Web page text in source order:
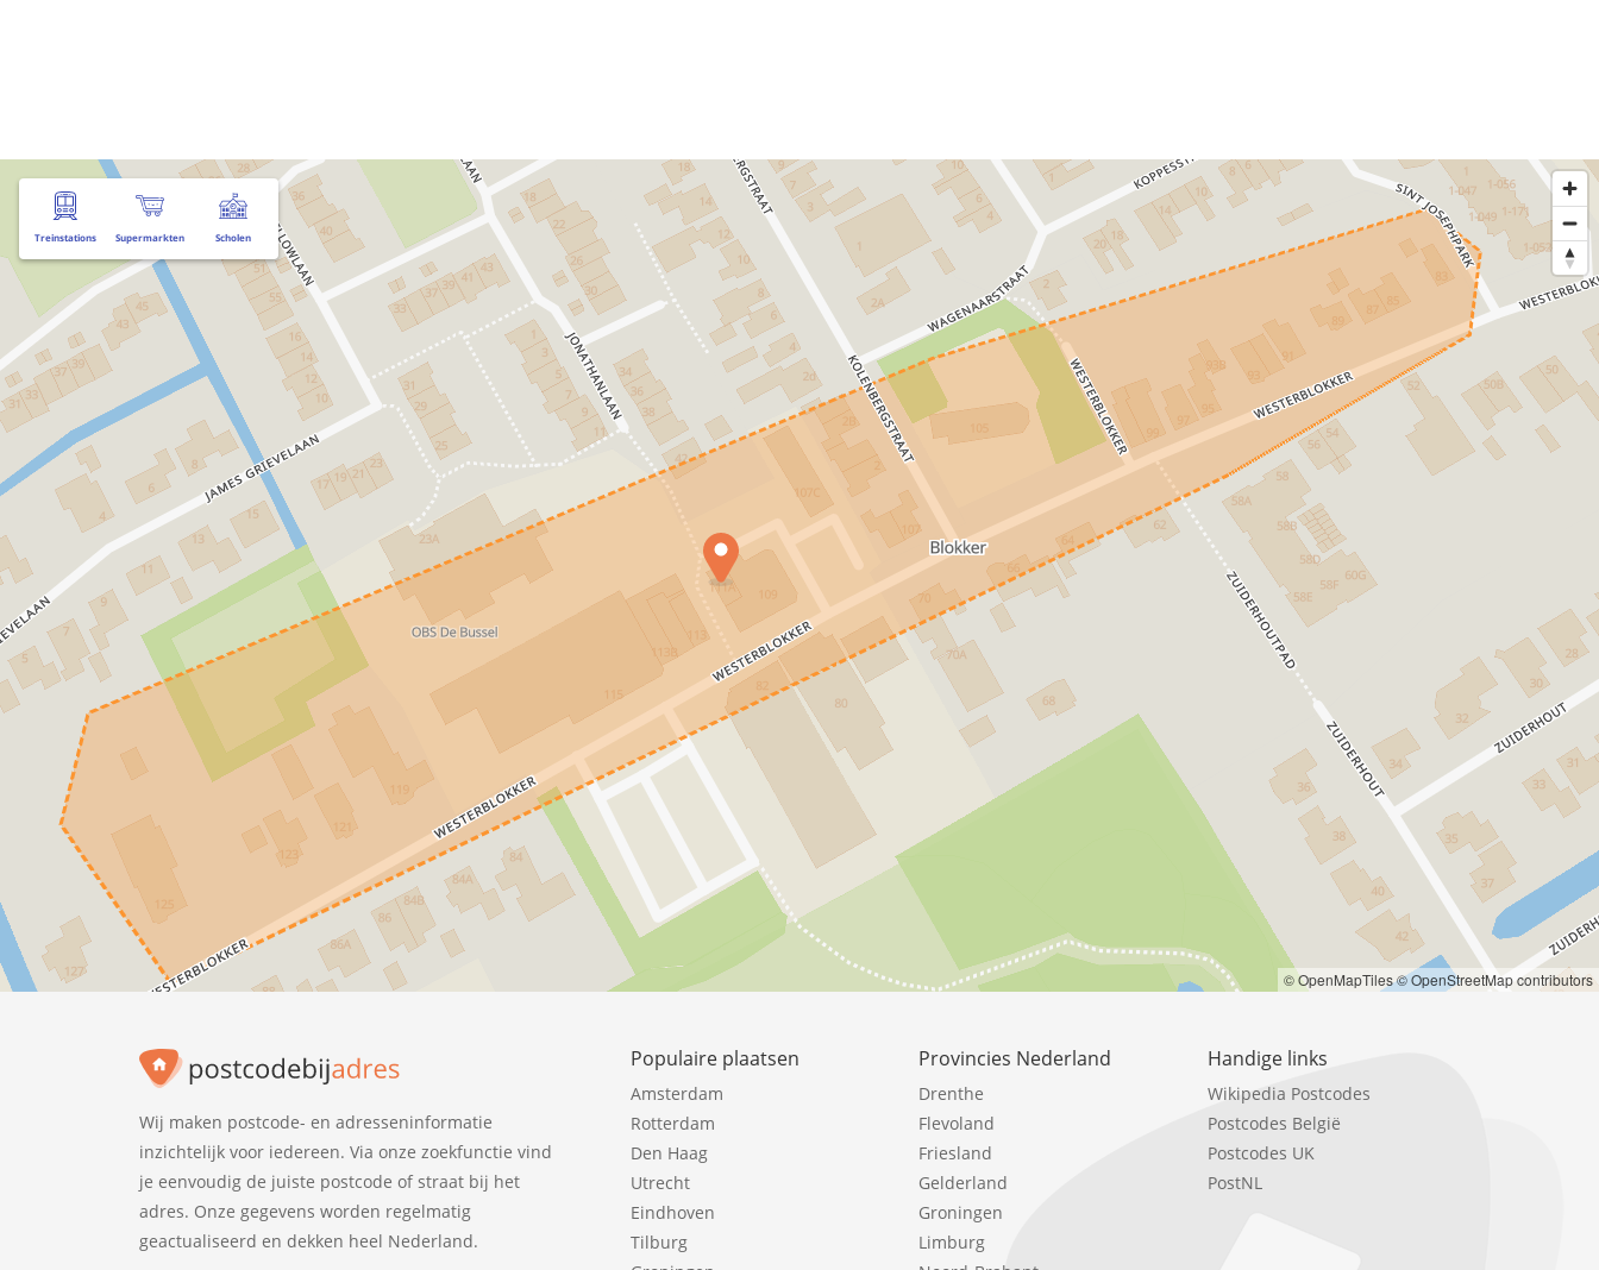
Treinstations Supermarkten Scholen
© OpenMapTiles© OpenStreetMap contributors
Wij maken postcode- en adresseninformatie
inzichtelijk voor iedereen. Via onze zoekfunctie vind
je eenvoudig de juiste postcode of straat bij het
adres. Onze gegevens worden regelmatig
geactualiseerd en dekken heel Nederland.
Populaire plaatsen
Amsterdam
Rotterdam
Den Haag
Utrecht
Eindhoven
Tilburg
Provincies Nederland
Drenthe
Flevoland
Friesland
Gelderland
Groningen
Limburg
Handige links
Wikipedia Postcodes
Postcodes België
Postcodes UK
PostNL